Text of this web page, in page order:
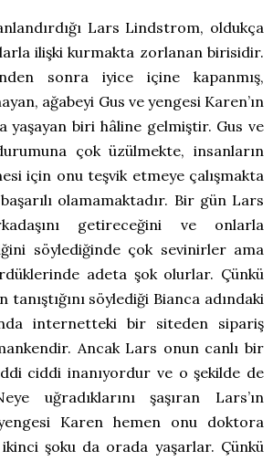
Lars Lindstrom, oldukça
ilişki kurmakta zorlanan birisidir.
sonra iyice içine kapanmış,
ağabeyi Gus ve yengesi Karen’ın
yaşayan biri hâline gelmiştir. Gus ve
çok üzülmekte, insanların
için onu teşvik etmeye çalışmakta
olamamaktadır. Bir gün Lars
getireceğini ve onlarla
söylediğinde çok sevinirler ama
adeta şok olurlar. Çünkü
tanıştığını söylediği Bianca adındaki
internetteki bir siteden sipariş
Ancak Lars onun canlı bir
ciddi inanıyordur ve o şekilde de
uğradıklarını şaşıran Lars’ın
Karen hemen onu doktora
şoku da orada yaşarlar. Çünkü